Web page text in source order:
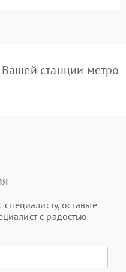
станции метро
оставьте
с радостью